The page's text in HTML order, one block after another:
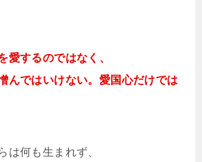
愛するのではなく、
んではいけない。愛国心だけでは
は何も生まれず、